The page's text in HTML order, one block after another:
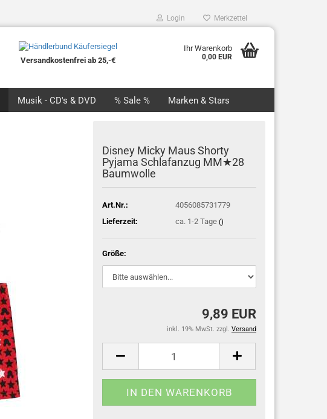
Login Merkzettel
Versandkostenfrei ab 25,-€
Ihr Warenkorb
0,00 EUR
Musik - CD's & DVD % Sale % Marken & Stars
Disney Micky Maus Shorty
Pyjama Schlafanzug MM★28
Baumwolle
Art.Nr.:
4056085731779
Lieferzeit:
ca. 1-2 Tage()
Größe:
9,89 EUR
inkl. 19% MwSt. zzgl. Versand